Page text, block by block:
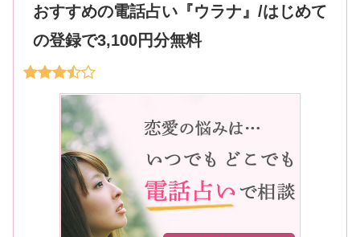
おすすめの電話占い『ウラナ』/はじめて
の登録で3,100円分無料